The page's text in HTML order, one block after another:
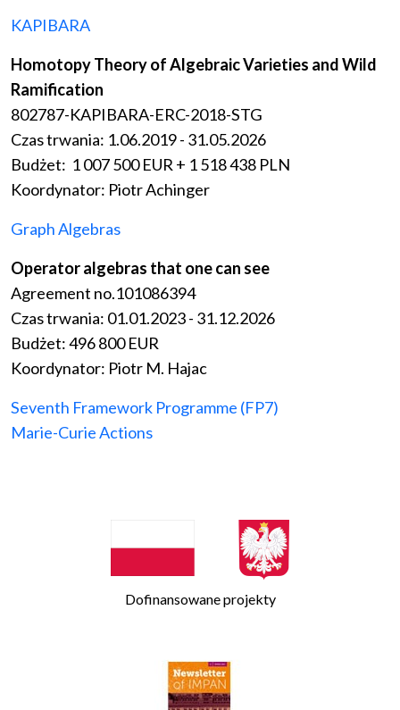
KAPIBARA
Homotopy Theory of Algebraic Varieties and Wild
Ramification
802787-KAPIBARA-ERC-2018-STG
Czas trwania: 1.06.2019 - 31.05.2026
Budżet: 1 007 500 EUR + 1 518 438 PLN
Koordynator: Piotr Achinger
Graph Algebras
Operator algebras that one can see
Agreement no.101086394
Czas trwania: 01.01.2023 - 31.12.2026
Budżet: 496 800 EUR
Koordynator: Piotr M. Hajac
Seventh Framework Programme (FP7)
Marie-Curie Actions
Dofinansowane projekty